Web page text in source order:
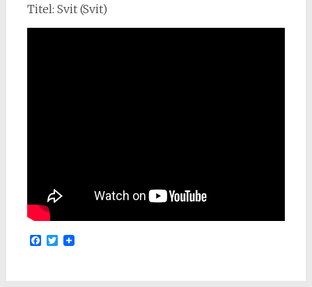
Titel: Svit (Svit)
Facebook
Twitter